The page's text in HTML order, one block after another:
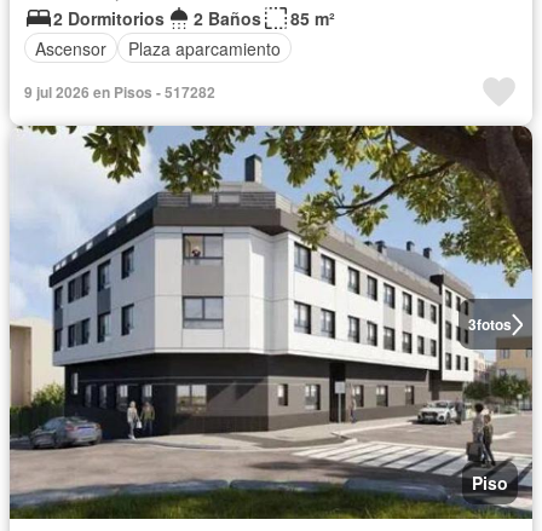
2 Dormitorios
2 Baños
85 m²
Ascensor
Plaza aparcamiento
9 jul 2026 en Pisos - 517282
3fotos
Piso